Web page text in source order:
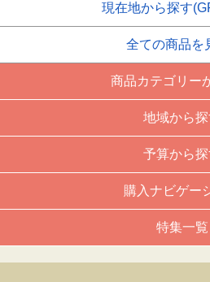
現在地から探す
全ての商品を
商品カテゴリー
地域から探
予算から探
購入ナビゲー
特集一覧